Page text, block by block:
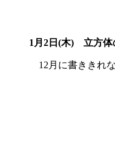
1月2日(木) 立方体
12月に書ききれ